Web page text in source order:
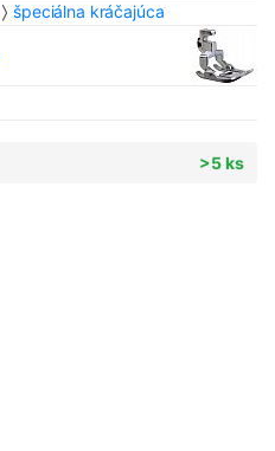
špeciálna kráčajúca
>5 ks